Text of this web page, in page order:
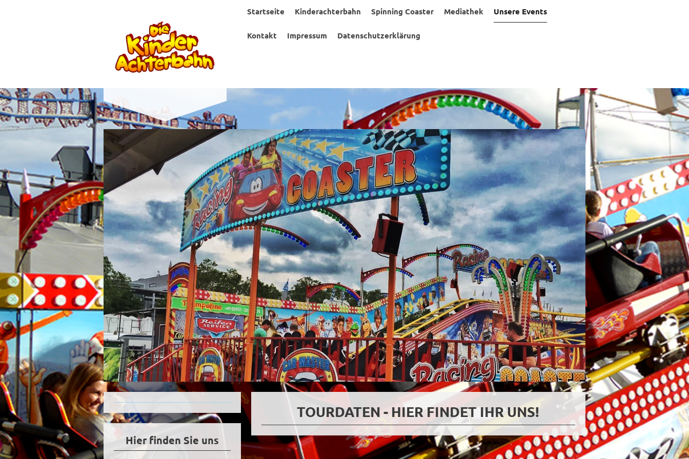
Startseite Kinderachterbahn Spinning Coaster Mediathek Unsere Events
Kontakt Impressum Datenschutzerklärung
TOURDATEN - HIER FINDET IHR UNS!
Hier finden Sie uns